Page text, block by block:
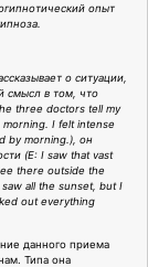
опыт
о ситуации,
смысл в том, что
three doctors tell my
I felt intense
by morning.), он
(E: I saw that vast
there outside the
all the sunset, but I
out everything
данного приема
Типа она